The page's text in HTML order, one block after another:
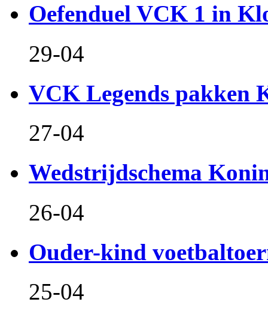
Oefenduel VCK 1 in
29-04
VCK Legends pakken
27-04
Wedstrijdschema
26-04
Ouder-kind
25-04